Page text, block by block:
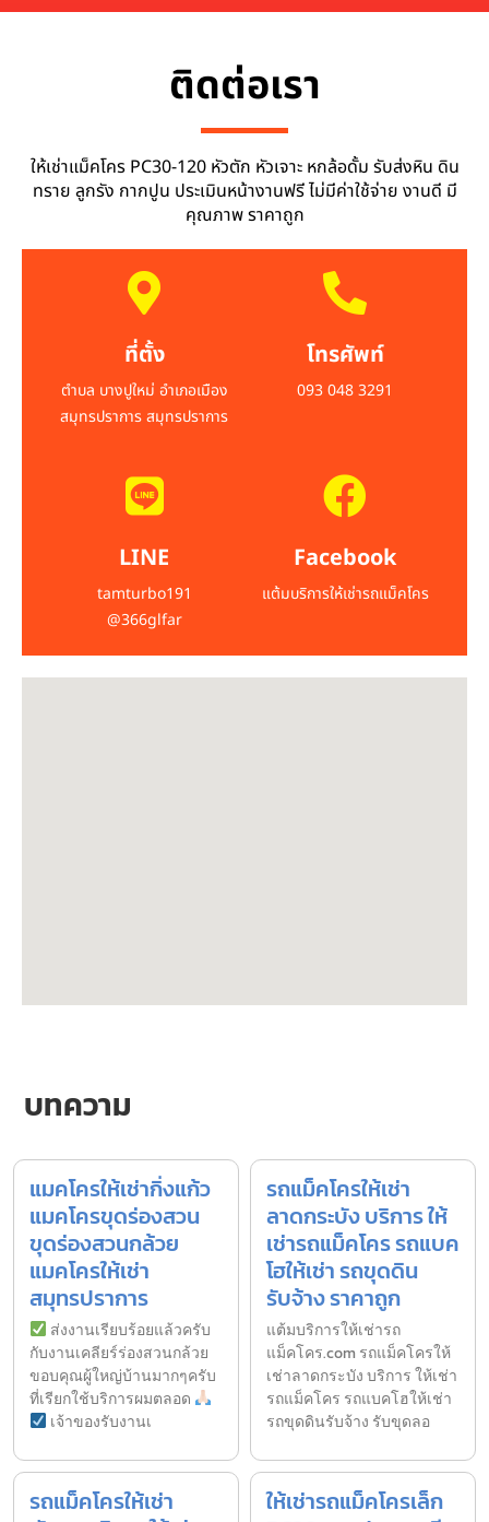
ติดต่อเรา
ให้เช่าแม็คโคร PC30-120 หัวตัก หัวเจาะ หกล้อดั้ม รับส่งหิน ดิน
ทราย ลูกรัง กากปูน ประเมินหน้างานฟรี ไม่มีค่าใช้จ่าย งานดี มี
คุณภาพ ราคาถูก
ที่ตั้ง
ตำบล บางปูใหม่ อำเภอเมือง
สมุทรปราการ สมุทรปราการ
โทรศัพท์
093 048 3291
LINE
tamturbo191
@366glfar
Facebook
แต้มบริการให้เช่ารถแม็คโคร
บทความ
แมคโครให้เช่ากิ่งแก้ว
แมคโครขุดร่องสวน
ขุดร่องสวนกล้วย
แมคโครให้เช่า
สมุทรปราการ
ส่งงานเรียบร้อยแล้วครับ
กับงานเคลียร์ร่องสวนกล้วย
ขอบคุณผู้ใหญ่บ้านมากๆครับ
ที่เรียกใช้บริการผมตลอด
เจ้าของรับงานเ
รถแม็คโครให้เช่า
ลาดกระบัง บริการ ให้
เช่ารถแม็คโคร รถแบค
โฮให้เช่า รถขุดดิน
รับจ้าง ราคาถูก
แต้มบริการให้เช่ารถ
แม็คโคร.com รถแม็คโครให้
เช่าลาดกระบัง บริการ ให้เช่า
รถแม็คโคร รถแบคโฮให้เช่า
รถขุดดินรับจ้าง รับขุดลอ
รถแม็คโครให้เช่า
ให้เช่ารถแม็คโครเล็ก